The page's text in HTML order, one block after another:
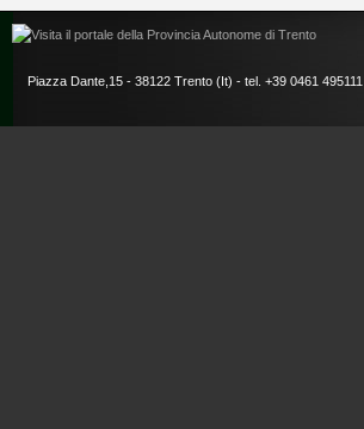
Piazza Dante,15 - 38122 Trento (It) - tel. +39 0461